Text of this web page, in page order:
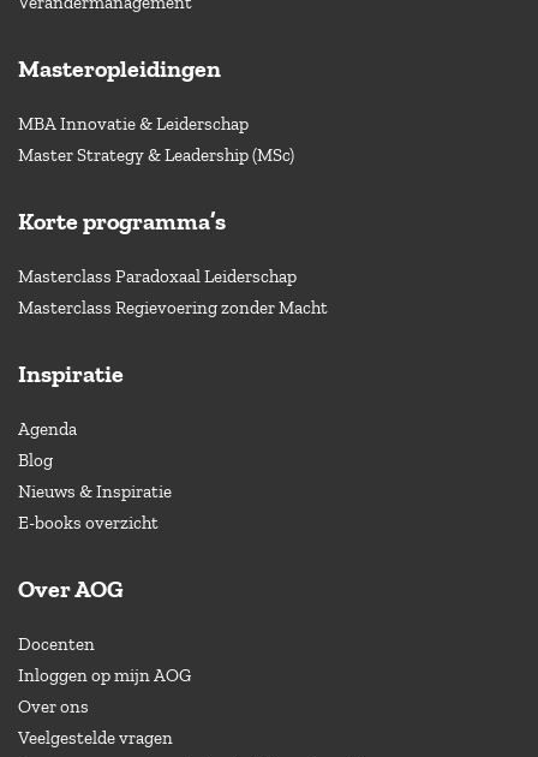
Masteropleidingen
MBA Innovatie & Leiderschap
Master Strategy & Leadership (MSc)
Korte programma’s
Masterclass Paradoxaal Leiderschap
Masterclass Regievoering zonder Macht
Inspiratie
Agenda
Blog
Nieuws & Inspiratie
E-books overzicht
Over AOG
Docenten
Inloggen op mijn AOG
Over ons
Veelgestelde vragen